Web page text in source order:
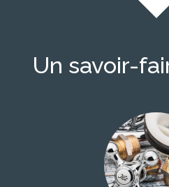
Un savoir-